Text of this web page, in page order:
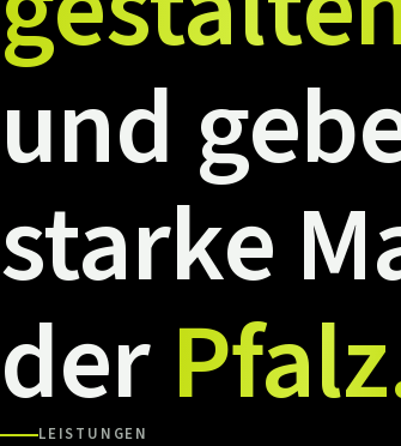
und
starke
der
LEISTUNGEN